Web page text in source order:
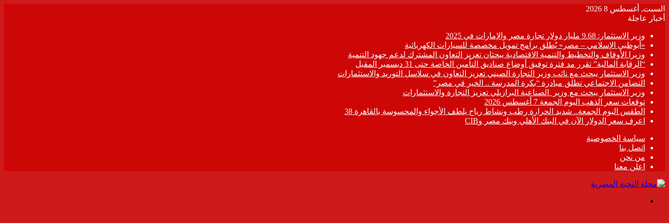
السبت, أغسطس 8 2026
أخبار عاجلة
وزير الاستثمار: 9.68 مليار دولار تجارة مصر والإمارات في 2025
«أبوظبي الإسلامي – مصر» يُطلق برامج تمويل مخصصة للسيارات الكهربائية
وزيرا الأوقاف والتخطيط والتنمية الاقتصادية يبحثان تعزيز التعاون المشترك لدعم جهود التنمية
“الرقابة المالية” تقرر مد فترة توفيق أوضاع صناديق التأمين الخاصة حتى 31 ديسمبر المقبل
وزير الاستثمار يبحث مع نائب وزير التجارة الصيني تعزيز التعاون في سلاسل التوريد والاستثمارات
التضامن الاجتماعي تطلق مبادرة “بكرة المدرسة .. الخير في مصر”
وزير الاستثمار يبحث مع وزير الصناعية البرازيلي تعزيز التجارة والاستثمارات
توقعات سعر الذهب اليوم الجمعة 7 أغسطس 2026
الطقس اليوم الجمعة.. شديد الحرارة رطب ونشاط رياح يلطف الأجواء والمحسوسة بالقاهرة 38
اعرف سعر الدولار الآن في البنك الأهلي وبنك مصر وCIB
سياسة الخصوصية
اتصل بنا
من نحن
اعلن معنا